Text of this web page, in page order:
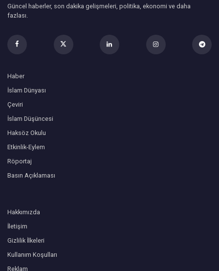
Güncel haberler, son dakika gelişmeleri, politika, ekonomi ve daha
fazlası.
Haber
İslam Dünyası
Çeviri
İslam Düşüncesi
Haksöz Okulu
Etkinlik-Eylem
Röportaj
Basın Açıklaması
Hakkımızda
İletişim
Gizlilik İlkeleri
Kullanım Koşulları
Reklam